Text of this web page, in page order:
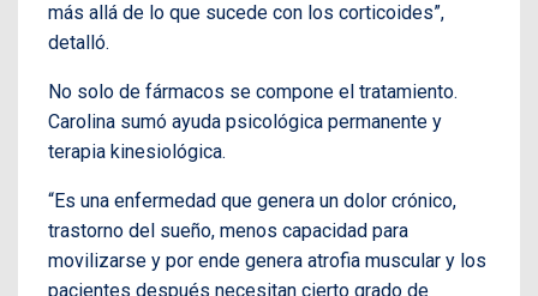
más allá de lo que sucede con los corticoides”,
detalló.
No solo de fármacos se compone el tratamiento.
Carolina sumó ayuda psicológica permanente y
terapia kinesiológica.
“Es una enfermedad que genera un dolor crónico,
trastorno del sueño, menos capacidad para
movilizarse y por ende genera atrofia muscular y los
pacientes después necesitan cierto grado de